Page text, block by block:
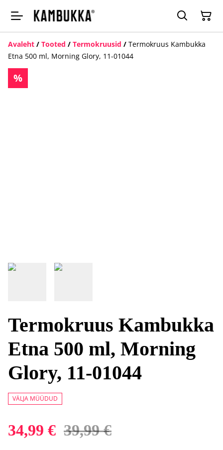
Avaleht / Tooted / Termokruusid / Termokruus Kambukka
Etna 500 ml, Morning Glory, 11-01044
%
Termokruus Kambukka
Etna 500 ml, Morning
Glory, 11-01044
VÄLJA MÜÜDUD
34,99 € 39,99 €